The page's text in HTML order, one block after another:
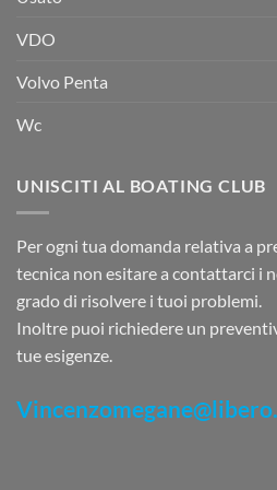
VDO
Volvo Penta
Wc
UNISCITI AL BOATING CLUB
Per ogni tua domanda relativa a
tecnica non esitare a contattarci i
grado di risolvere i tuoi problemi.
Inoltre puoi richiedere un
tue esigenze.